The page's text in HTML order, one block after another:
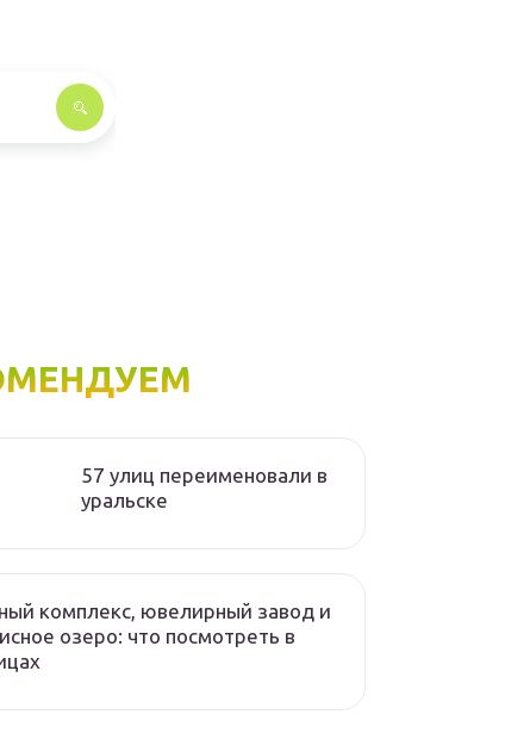
57 улиц переименовали в
уральске
комплекс, ювелирный завод и
озеро: что посмотреть в